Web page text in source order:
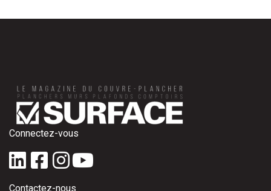
Connectez-vous
Contactez-nous